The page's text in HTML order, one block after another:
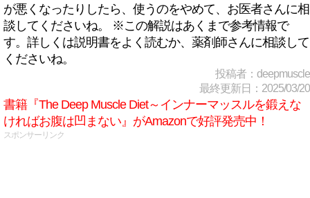
が悪くなったりしたら、使うのをやめて、お医者さんに相
談してくださいね。 ※この解説はあくまで参考情報で
す。詳しくは説明書をよく読むか、薬剤師さんに相談して
くださいね。
投稿者：deepmuscle
最終更新日：2025/03/20
書籍『The Deep Muscle Diet～インナーマッスルを鍛えな
ければお腹は凹まない』がAmazonで好評発売中！
スポンサーリンク